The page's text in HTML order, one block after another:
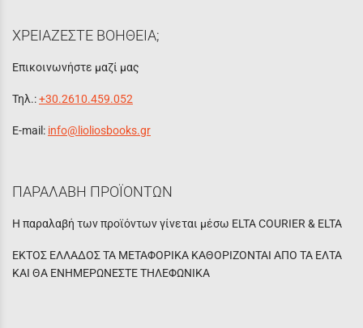
ΧΡΕΙΑΖΕΣΤΕ ΒΟΗΘΕΙΑ;
Επικοινωνήστε μαζί μας
Τηλ.:+30.2610.459.052
E-mail: info@lioliosbooks.gr
ΠΑΡΑΛΑΒΗ ΠΡΟΪΟΝΤΩΝ
Η παραλαβή των προϊόντων γίνεται μέσω ELTA COURIER & ELTA
ΕΚΤΟΣ ΕΛΛΑΔΟΣ ΤΑ ΜΕΤΑΦΟΡΙΚΑ ΚΑΘΟΡΙΖΟΝΤΑΙ ΑΠΟ ΤΑ ΕΛΤΑ
ΚΑΙ ΘΑ ΕΝΗΜΕΡΩΝΕΣΤΕ ΤΗΛΕΦΩΝΙΚΑ